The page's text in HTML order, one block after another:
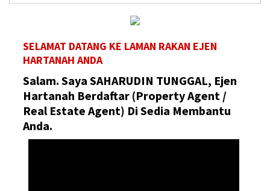
SELAMAT DATANG KE LAMAN RAKAN EJEN
HARTANAH ANDA
Salam. Saya SAHARUDIN TUNGGAL, Ejen
Hartanah Berdaftar (Property Agent /
Real Estate Agent) Di Sedia Membantu
Anda.